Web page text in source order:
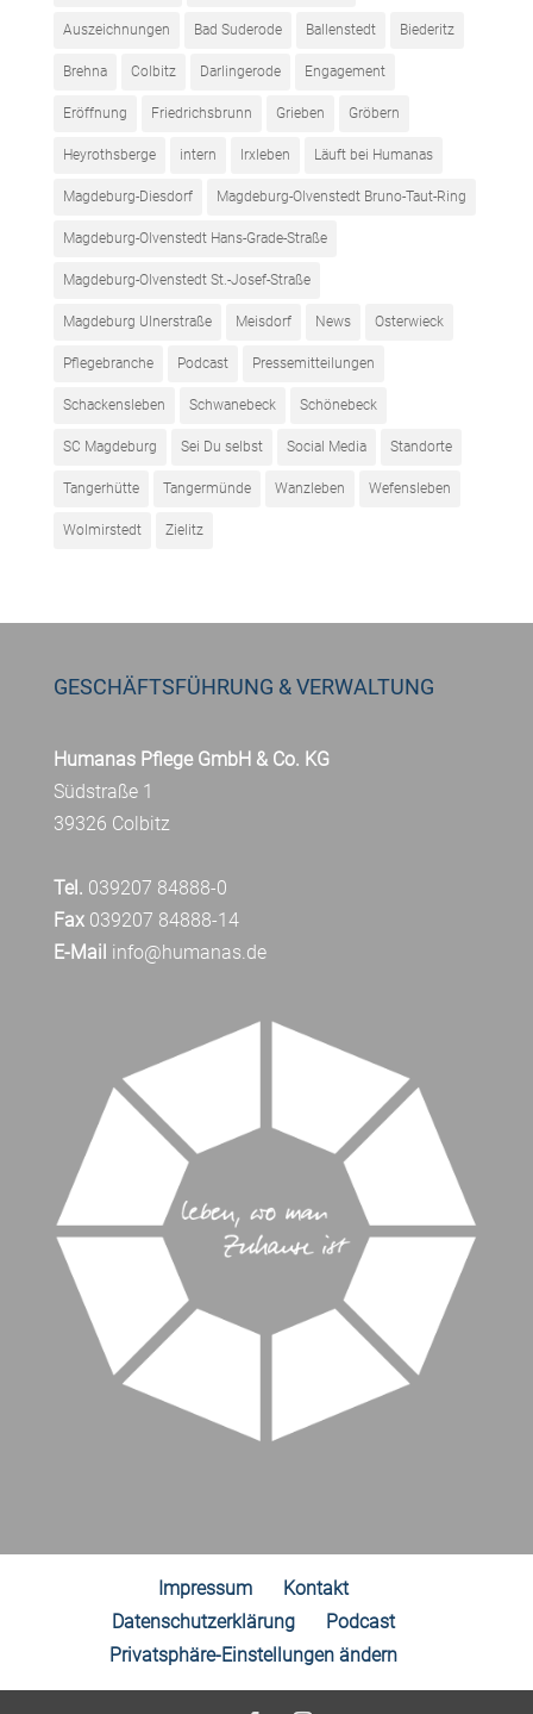
Auszeichnungen Bad Suderode Ballenstedt Biederitz
Brehna Colbitz Darlingerode Engagement
Eröffnung Friedrichsbrunn Grieben Gröbern
Heyrothsberge intern Irxleben Läuft bei Humanas
Magdeburg-Diesdorf Magdeburg-Olvenstedt Bruno-Taut-Ring
Magdeburg-Olvenstedt Hans-Grade-Straße
Magdeburg-Olvenstedt St.-Josef-Straße
Magdeburg Ulnerstraße Meisdorf News Osterwieck
Pflegebranche Podcast Pressemitteilungen
Schackensleben Schwanebeck Schönebeck
SC Magdeburg Sei Du selbst Social Media Standorte
Tangerhütte Tangermünde Wanzleben Wefensleben
Wolmirstedt Zielitz
GESCHÄFTSFÜHRUNG & VERWALTUNG
Humanas Pflege GmbH & Co. KG
Südstraße 1
39326 Colbitz
Tel. 039207 84888-0
Fax039207 84888-14
E-Mail info@humanas.de
Impressum
Kontakt
Datenschutzerklärung
Podcast
Privatsphäre-Einstellungen ändern